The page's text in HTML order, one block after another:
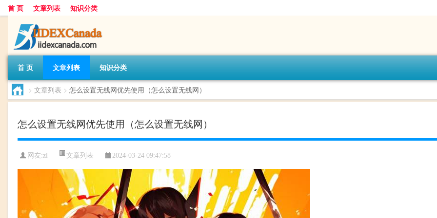
首 页 文章列表 知识分类
首 页 文章列表 知识分类
> 文章列表 > 怎么设置无线网优先使用（怎么设置无线网）
怎么设置无线网优先使用（怎么设置无线网）
网友:zl 文章列表 2024-03-24 09:47:58